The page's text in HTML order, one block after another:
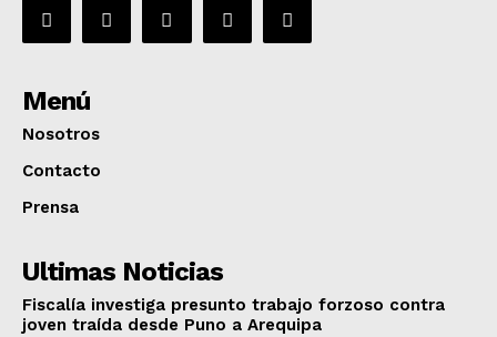
Menú
Nosotros
Contacto
Prensa
Ultimas Noticias
Fiscalía investiga presunto trabajo forzoso contra
joven traída desde Puno a Arequipa